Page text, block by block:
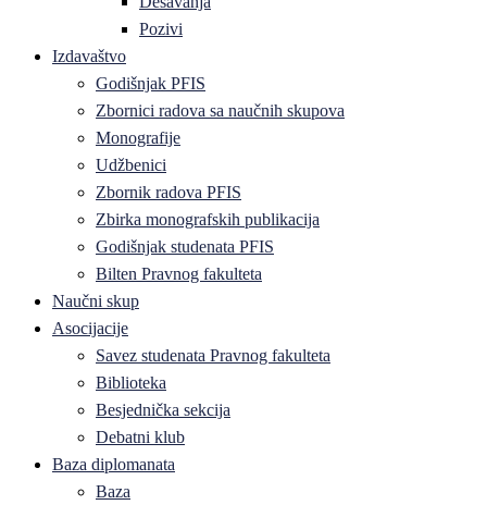
Pozivi
Izdavaštvo
Godišnjak PFIS
Zbornici radova sa naučnih skupova
Monografije
Udžbenici
Zbornik radova PFIS
Zbirka monografskih publikacija
Godišnjak studenata PFIS
Bilten Pravnog fakulteta
Naučni skup
Asocijacije
Savez studenata Pravnog fakulteta
Biblioteka
Besjednička sekcija
Debatni klub
Baza diplomanata
Baza